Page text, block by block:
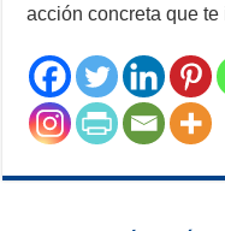
acción concreta que